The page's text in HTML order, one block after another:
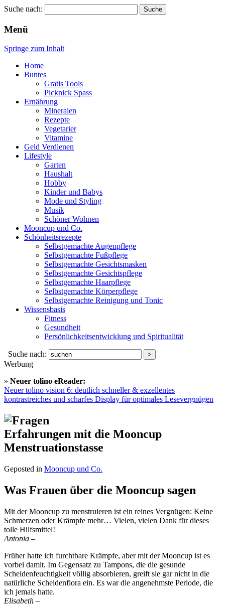
Pinkies
Suche nach:
Menü
Springe zum Inhalt
Home
Buntes
Gratis Tools
Picknick Spass
Ernährung
Mineralen
Rezepte
Vegetarier
Vitamine
Geld Verdienen
Lifestyle
Garten
Haushalt
Hobby
Kinder und Babys
Mode und Styling
Musik
Schöner Wohnen
Mooncup und Co.
Schönheitsrezepte
Selbstgemachte Augenpflege
Selbstgemachte Fußpflege
Selbstgemachte Gesichtsmasken
Selbstgemachte Gesichtspflege
Selbstgemachte Haarpflege
Selbstgemachte Körperpflege
Selbstgemachte Reinigung und Tonic
Wissensbasis
Fitness
Gesundheit
Persönlichkeitsentwicklung und Spiritualität
Suche nach:
Werbung
» Neuer tolino eReader:
Neuer tolino vision 6: deutlich schneller & exzellentes
kontrastreiches und scharfes Display für optimales Lesevergnügen
Erfahrungen mit die Mooncup
Menstruationstasse
Geposted in Mooncup und Co.
Was Frauen über die Mooncup sagen
Mit der Mooncup zu menstruieren ist ein reines Vergnügen: Keine
Schmerzen oder Krämpfe mehr… Vielen, vielen Dank für dieses
tolle Hilfsmittel!
Antonia –
Früher hatte ich furchtbare Krämpfe, aber mit der Mooncup ist es
vorbei damit. Im Gegensatz zu Tampons, die die gesunde
Scheidenfeuchtigkeit völlig absorbieren, greift sie gar nicht in die
natürliche Scheidenflora ein. Es war die angenehmste Periode, die
ich jemals hatte.
Elisabeth –